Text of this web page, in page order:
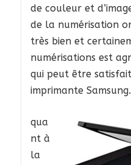
de couleur et
de la numérisation
très bien et
numérisations est
qui peut être
imprimante Samsung.
qua
nt à
la